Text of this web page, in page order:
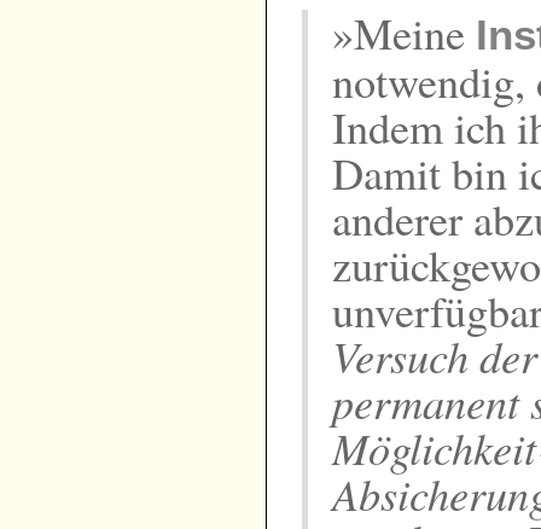
»Meine
notwendig,
Indem ich
Damit bin
anderer
Versuch
permanent